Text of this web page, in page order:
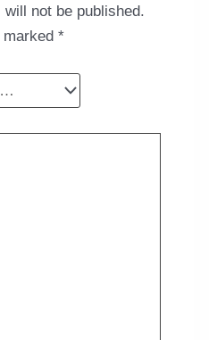
not be published.
*